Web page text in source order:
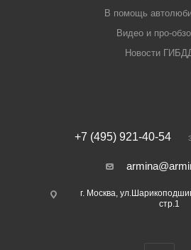
В помощь
Видео и про-
Новости
+7 (495) 921-40-54
г. Москва,
стр.1